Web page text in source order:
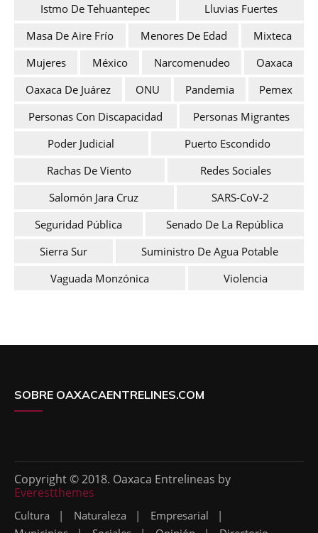
Istmo De Tehuantepec
Lluvias Fuertes
Masa De Aire Frío
Menores De Edad
Mixteca
Mujeres
México Narcomenudeo
Oaxaca
Oaxaca De Juárez
ONU Pandemia
Pemex
Personas Con Discapacidad
Personas Migrantes
Poder Judicial
Puerto Escondido
Rachas De Viento
Redes Sociales
Salomón Jara Cruz
SARS-CoV-2
Seguridad Pública
Senado De La República
Sierra Sur
Suministro De Agua Potable
Vaguada Monzónica
Violencia
SOBRE OAXACAENTRELINES.COM
Copyright © 2018. Oaxaca Entrelineas by
Everestthemes
Cultura Naturaleza
Empresarial